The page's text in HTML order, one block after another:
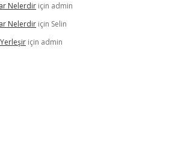
Nelerdir için admin
Nelerdir için Selin
için admin